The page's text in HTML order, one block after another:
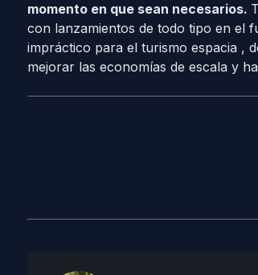
momento en que sean necesarios.
con lanzamientos de todo tipo en el
impráctico para el turismo espacia ,
mejorar las economías de escala y